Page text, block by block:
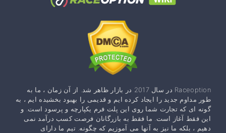
Raceoption در سال 2017 در بازار ظاهر شد. از آن زمان ، ما به
طور مداوم جدید را ایجاد کرده ایم و قدیمی را بهبود بخشیده ایم ، به
گونه ای که تجارت شما روی این پلت فرم یکپارچه و پرسود است. و
این فقط آغاز است. ما فقط به بازرگانان فرصت کسب درآمد نمی
دهیم ، بلکه ما نیز به آنها می آموزیم که چگونه. تیم ما دارای